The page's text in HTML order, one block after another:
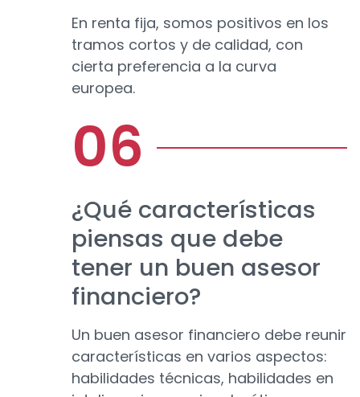
En renta fija, somos positivos en los
tramos cortos y de calidad, con
cierta preferencia a la curva
europea.
¿Qué características
piensas que debe
tener un buen asesor
financiero?
Un buen asesor financiero debe reunir
características en varios aspectos:
habilidades técnicas, habilidades en